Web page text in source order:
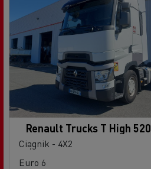
Renault Trucks T High 520
Ciągnik - 4X2
Euro 6